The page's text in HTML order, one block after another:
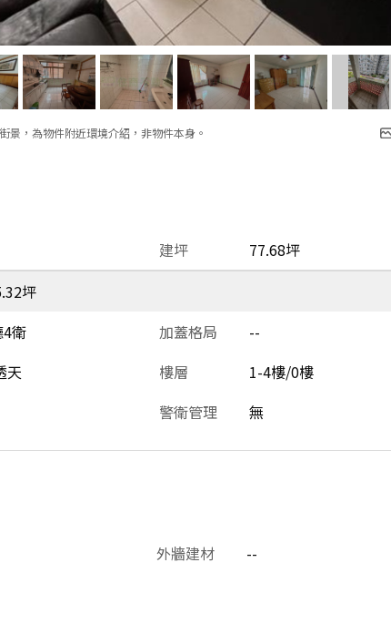
景，為物件附近環境介紹，非物件本身。
建坪 77.68坪
坪
衛 加蓋格局 --
天 樓層 1-4樓/0樓
警衛管理 無
外牆建材 --